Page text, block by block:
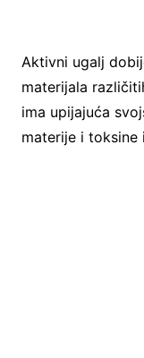
Aktivni ugalj
materijala
ima upijajuća
materije i toksine